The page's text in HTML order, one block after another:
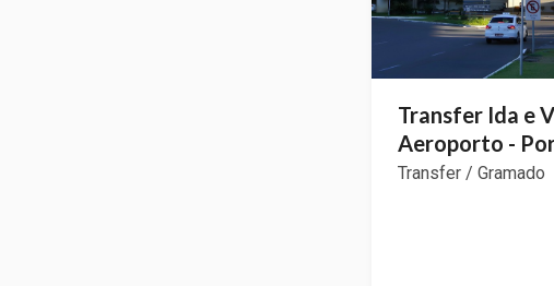
Transfer Ida e
Aeroporto -
Transfer / Gramado